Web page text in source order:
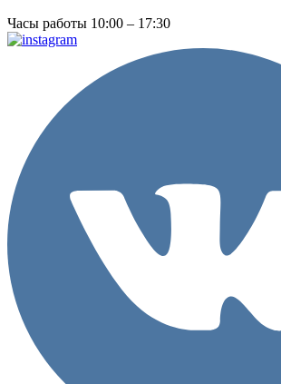
Часы работы 10:00 – 17:30